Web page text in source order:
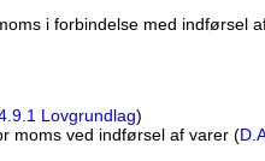
i forbindelse med indførsel
Lovgrundlag)
moms ved indførsel af varer (